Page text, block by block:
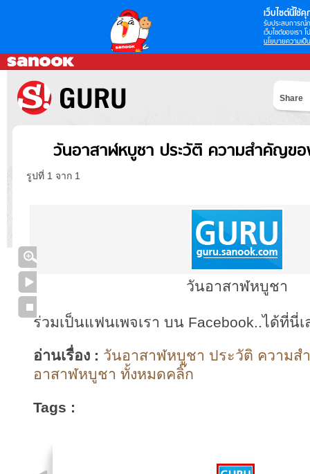
เว็บไซต์นี้ใช้คุ
รับประสบการณ์
เว็บไซต์ของเรา
นโยบายความเป็
Share
วันอาสาฬหบูชา ประวัติ ความสําคัญข
รูปที่ 1 จาก 1
วันอาสาฬหบูชา
ร่วมเป็นแฟนเพจเรา บน Facebook..ได้ที่นี่เ
อ่านเรื่อง : วันอาสาฬหบูชา ประวัติ ความสํ
อาสาฬหบูชา ทั้งหมดคลิ๊ก
Tags :